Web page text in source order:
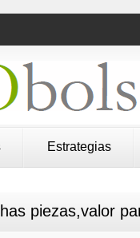
Estrategias
piezas,valor